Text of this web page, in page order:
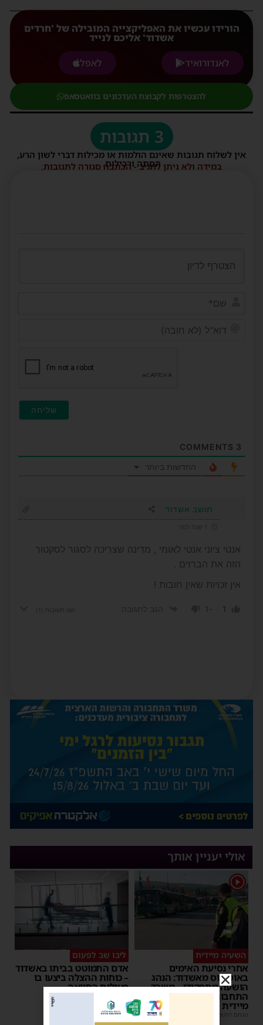
הורידו עכשיו את האפליקצייה המובילה של 'חרדים
אשדוד' אליכם לנייד
לאנדורואיד
לאפל
להצטרפות לקבוצת העדכונים בוואטסאפ
3 תגובות
אין לשלוח תגובות שאינם הולמות או מכילות דברי לשון הרע,
הסתה ורכילות.
במידה ולא ניתן להגיב - הכתבה סגורה לתגובות.
3
החדשות ביותר
תושב אשדוד
אנטי ציוני אנטי לאומי , מדינה שצריכה לסגור לסקטור
הזה את הברזים .
אין זכויות שאין חובות !
1
-1 הצג תשובות
אולי יעניין אותך
1
השעיה מיידית
אחרי נסיעת האימים
באוטובוס מאשדוד: הנהג
הושעה מתפקידו – משרד
התחבורה הורה על בדיקה
מיידית
מנחם דויטש
ליבו שב לפעום
אדם התמוטט בביתו באשדוד
– כוחות ההצלה ביצעו בו
פעולות החייאה
|
17:35